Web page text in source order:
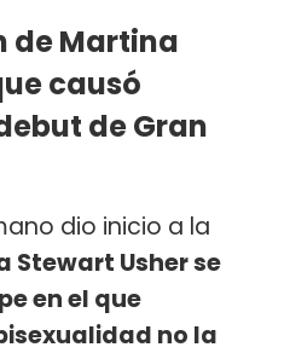
de Martina
causó
de Gran
dio inicio a la
Stewart Usher se
en el que
no la